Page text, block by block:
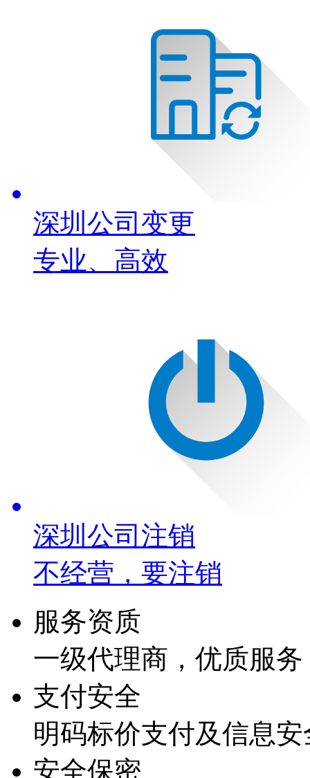
深圳公司变更
专业、高效
深圳公司注销
不经营，要注销
服务资质
一级代理商，优质服务
支付安全
明码标价支付及信息安
安全保密